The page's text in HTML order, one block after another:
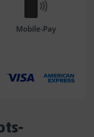
Mobile-Pay